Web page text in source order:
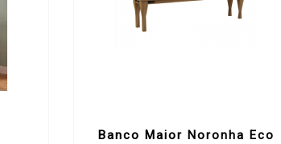
Banco Maior Noronha Eco